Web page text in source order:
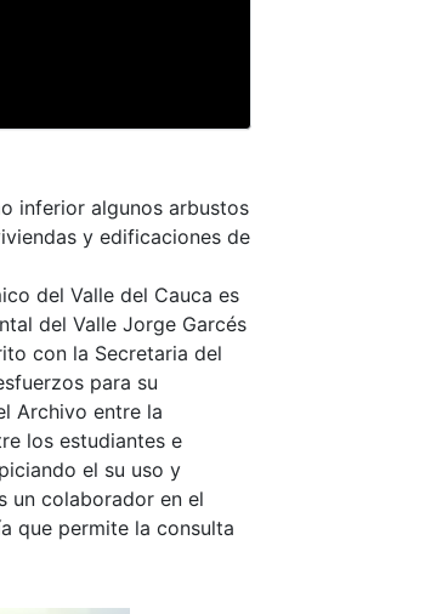
inferior algunos arbustos
y edificaciones de
del Valle del Cauca es
del Valle Jorge Garcés
con la Secretaria del
para su
Archivo entre la
los estudiantes e
el su uso y
un colaborador en el
que permite la consulta